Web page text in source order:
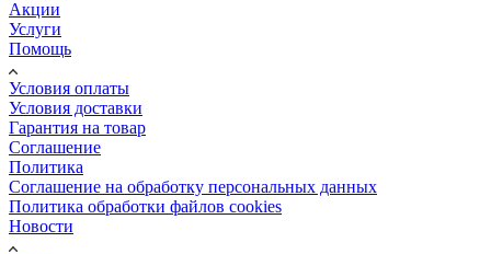
Акции
Услуги
Помощь
Условия оплаты
Условия доставки
Гарантия на товар
Соглашение
Политика
Соглашение на обработку персональных данных
Политика обработки файлов cookies
Новости